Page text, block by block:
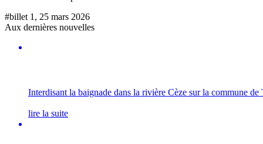
#billet 1, 25 mars 2026
Aux dernières nouvelles
Interdisant la baignade dans la rivière Cèze sur la commune de
lire la suite